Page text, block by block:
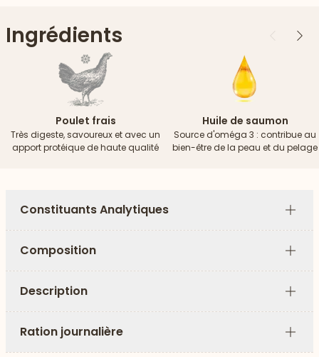
Ingrédients Précédent
Poulet frais
Très digeste, savoureux et avec un
apport protéique de haute qualité
Huile de saumon
Source d'oméga 3 : contribue au
bien-être de la peau et du pelage
Constituants Analytiques
Plus
Composition
Plus
Description
Plus
Ration journalière
Plus